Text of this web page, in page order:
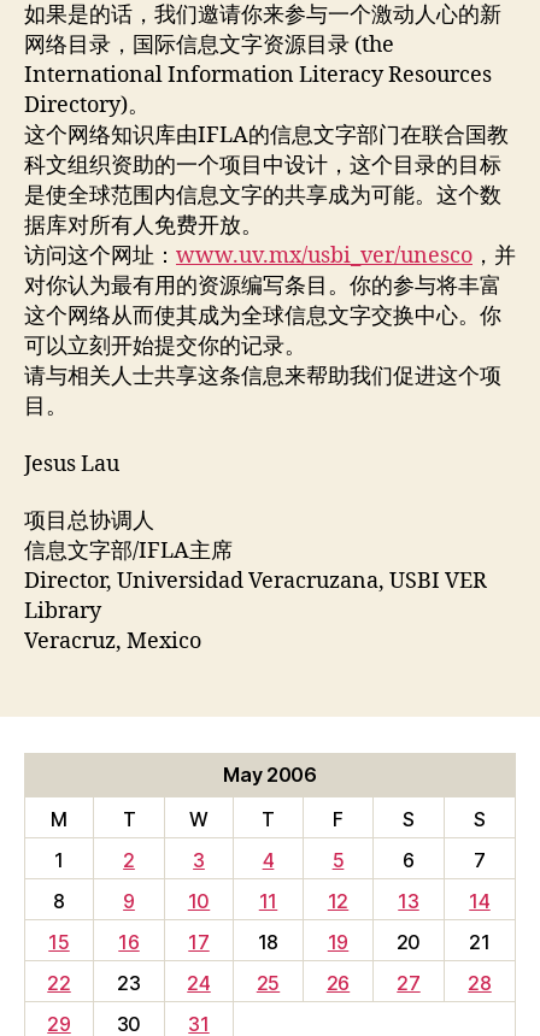
如果是的话，我们邀请你来参与一个激动人心的新
网络目录，国际信息文字资源目录 (the
International Information Literacy Resources
Directory)。
这个网络知识库由IFLA的信息文字部门在联合国教
科文组织资助的一个项目中设计，这个目录的目标
是使全球范围内信息文字的共享成为可能。这个数
据库对所有人免费开放。
访问这个网址： www.uv.mx/usbi_ver/unesco ，并
对你认为最有用的资源编写条目。你的参与将丰富
这个网络从而使其成为全球信息文字交换中心。你
可以立刻开始提交你的记录。
请与相关人士共享这条信息来帮助我们促进这个项
目。
Jesus Lau
项目总协调人
信息文字部/IFLA主席
Director, Universidad Veracruzana, USBI VER
Library
Veracruz, Mexico
May 2006
M
T W T F S
S
1
2 3 4 5 6
7
8
9 10 11 12 13
14
15
16 17 18 19 20
21
22
23 24 25 26 27
28
29
30 31